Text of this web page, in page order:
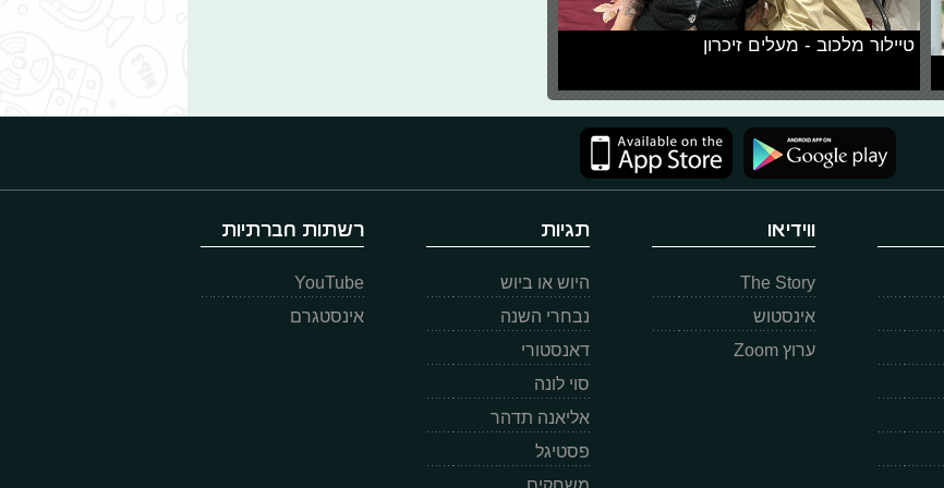
טיילור מלכוב - מעלים זיכרון
ווידיאו
The Story
אינסטוש
ערוץ Zoom
תגיות
היוש או ביוש
נבחרי השנה
דאנסטורי
סוי לונה
אליאנה תדהר
פסטיגל
רשתות חברתיות
YouTube
אינסטגרם